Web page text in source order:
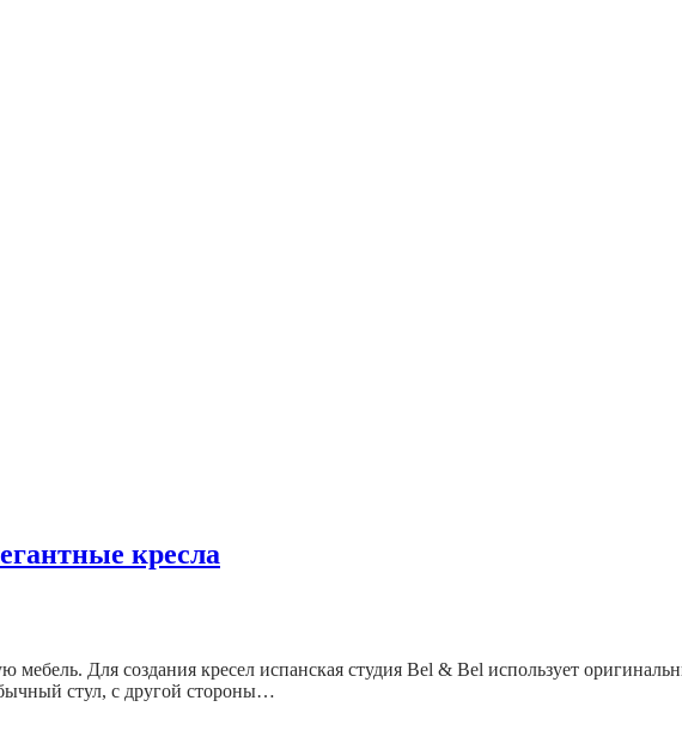
кресла
Для создания кресел испанская студия Bel & Bel использует
стул, с другой стороны…